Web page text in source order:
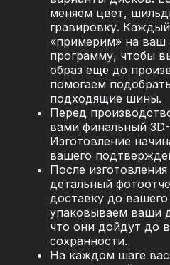
меняем цвет,
гравировку.
«примерим» на ваш
программу, чтобы
образ ещё до
помогаем
подходящие шины.
Перед
вами финальный
Изготовление
вашего
После
детальный
доставку до
упаковываем ваши
что они дойдут до
сохранности.
На каждом шаге вас